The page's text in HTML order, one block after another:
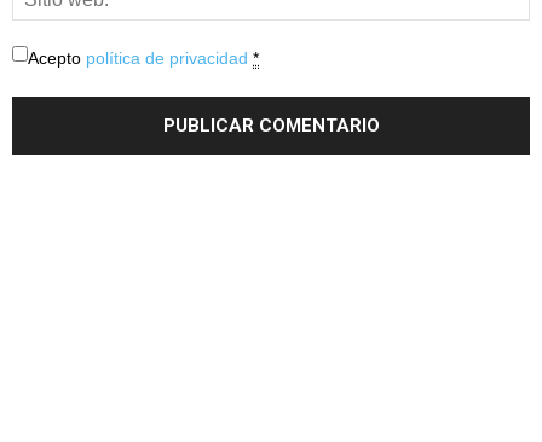
Acepto política de privacidad *